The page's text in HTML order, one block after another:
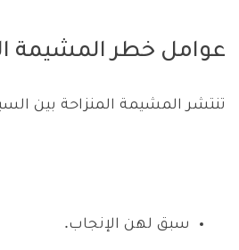
عوامل خطر المشيمة
تنتشر المشيمة المنزاحة بين
سبق لهن الإنجاب.